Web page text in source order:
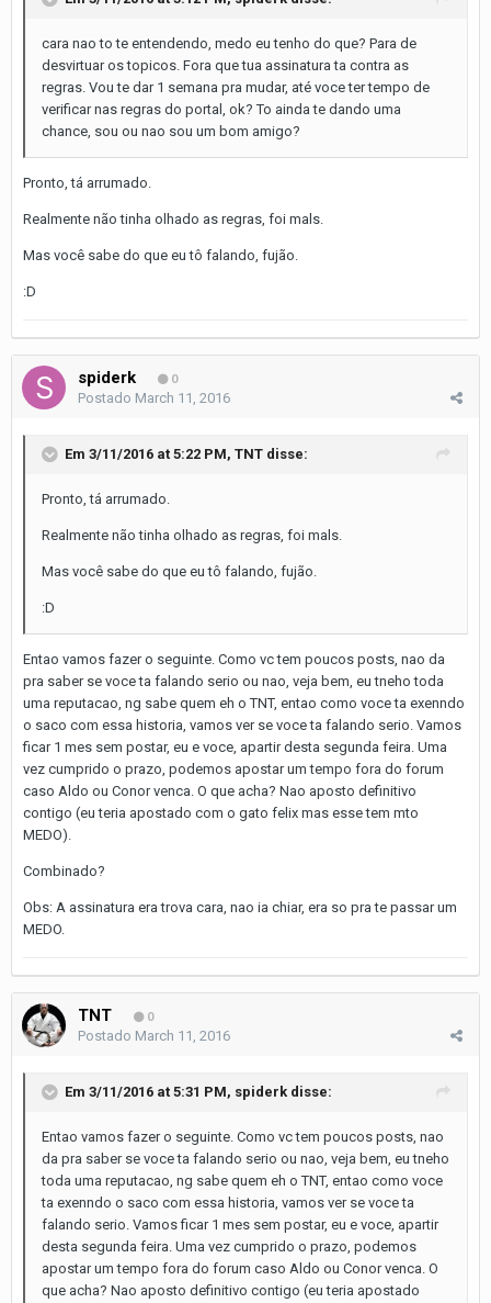
cara nao to te entendendo, medo eu tenho do que? Para de
desvirtuar os topicos. Fora que tua assinatura ta contra as
regras. Vou te dar 1 semana pra mudar, até voce ter tempo de
verificar nas regras do portal, ok? To ainda te dando uma
chance, sou ou nao sou um bom amigo?
Pronto, tá arrumado.
Realmente não tinha olhado as regras, foi mals.
Mas você sabe do que eu tô falando, fujão.
:D
spiderk 0
Postado March 11, 2016
Em 3/11/2016 at 5:22 PM, TNT disse:
Pronto, tá arrumado.
Realmente não tinha olhado as regras, foi mals.
Mas você sabe do que eu tô falando, fujão.
:D
Entao vamos fazer o seguinte. Como vc tem poucos posts, nao da
pra saber se voce ta falando serio ou nao, veja bem, eu tneho toda
uma reputacao, ng sabe quem eh o TNT, entao como voce ta exenndo
o saco com essa historia, vamos ver se voce ta falando serio. Vamos
ficar 1 mes sem postar, eu e voce, apartir desta segunda feira. Uma
vez cumprido o prazo, podemos apostar um tempo fora do forum
caso Aldo ou Conor venca. O que acha? Nao aposto definitivo
contigo (eu teria apostado com o gato felix mas esse tem mto
MEDO).
Combinado?
Obs: A assinatura era trova cara, nao ia chiar, era so pra te passar um
MEDO.
TNT 0
Postado March 11, 2016
Em 3/11/2016 at 5:31 PM, spiderk disse:
Entao vamos fazer o seguinte. Como vc tem poucos posts, nao
da pra saber se voce ta falando serio ou nao, veja bem, eu tneho
toda uma reputacao, ng sabe quem eh o TNT, entao como voce
ta exenndo o saco com essa historia, vamos ver se voce ta
falando serio. Vamos ficar 1 mes sem postar, eu e voce, apartir
desta segunda feira. Uma vez cumprido o prazo, podemos
apostar um tempo fora do forum caso Aldo ou Conor venca. O
que acha? Nao aposto definitivo contigo (eu teria apostado